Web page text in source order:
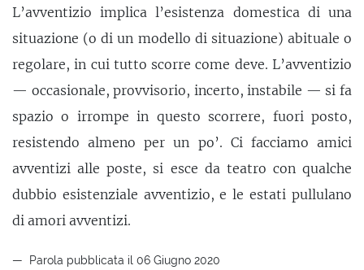
L’avventizio implica l’esistenza domestica di una
situazione (o di un modello di situazione) abituale o
regolare, in cui tutto scorre come deve. L’avventizio
— occasionale, provvisorio, incerto, instabile — si fa
spazio o irrompe in questo scorrere, fuori posto,
resistendo almeno per un po’. Ci facciamo amici
avventizi alle poste, si esce da teatro con qualche
dubbio esistenziale avventizio, e le estati pullulano
di amori avventizi.
Parola pubblicata il 06 Giugno 2020